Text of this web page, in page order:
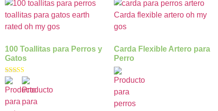
100 Toallitas para Perros y
Gatos
Valorado con
5.00
de 5
Carda Flexible Artero para
Perro